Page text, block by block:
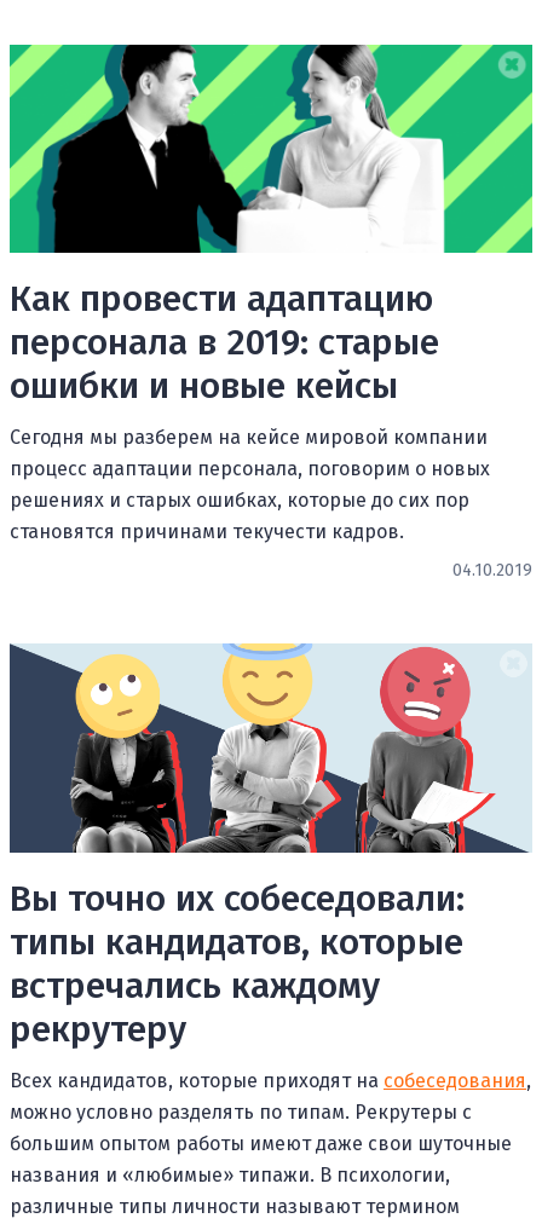
Как провести адаптацию
персонала в 2019: старые
ошибки и новые кейсы
Сегодня мы разберем на кейсе мировой компании
процесс адаптации персонала, поговорим о новых
решениях и старых ошибках, которые до сих пор
становятся причинами текучести кадров.
04.10.2019
Вы точно их собеседовали:
типы кандидатов, которые
встречались каждому
рекрутеру
Всех кандидатов, которые приходят на собеседования,
можно условно разделять по типам. Рекрутеры с
большим опытом работы имеют даже свои шуточные
названия и «любимые» типажи. В психологии,
различные типы личности называют термином